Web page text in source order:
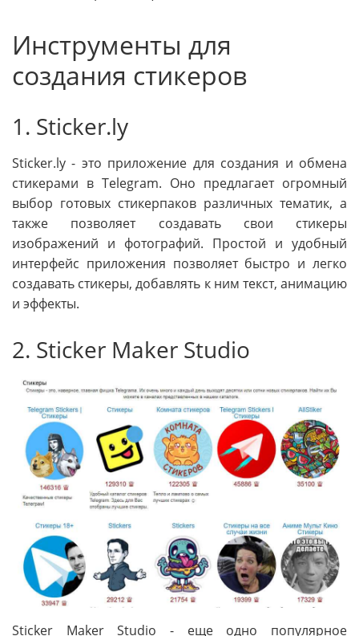
Инструменты для
создания стикеров
1. Sticker.ly
Sticker.ly - это приложение для создания и обмена
стикерами в Telegram. Оно предлагает огромный
выбор готовых стикерпаков различных тематик, а
также позволяет создавать свои стикеры
изображений и фотографий. Простой и удобный
интерфейс приложения позволяет быстро и легко
создавать стикеры, добавлять к ним текст, анимацию
и эффекты.
2. Sticker Maker Studio
Sticker Maker Studio - еще одно популярное